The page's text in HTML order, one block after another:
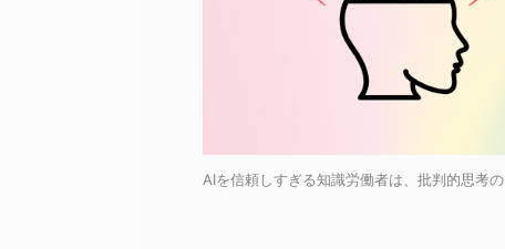
AIを信頼しすぎる知識労働者は、批判的思考